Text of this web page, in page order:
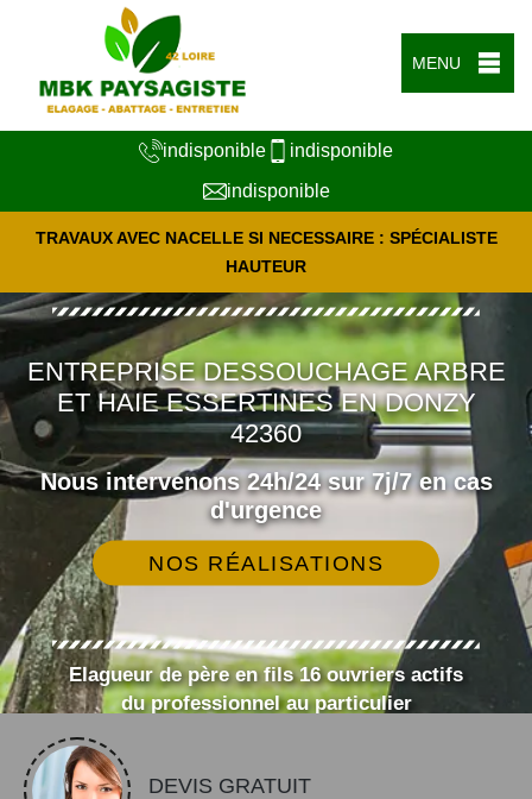
MENU
indisponible
indisponible
indisponible
TRAVAUX AVEC NACELLE SI NECESSAIRE : SPÉCIALISTE
HAUTEUR
ENTREPRISE DESSOUCHAGE ARBRE
ET HAIE ESSERTINES EN DONZY
42360
Nous intervenons 24h/24 sur 7j/7 en cas
d'urgence
NOS RÉALISATIONS
Elagueur de père en fils 16 ouvriers actifs
du professionnel au particulier
DEVIS GRATUIT